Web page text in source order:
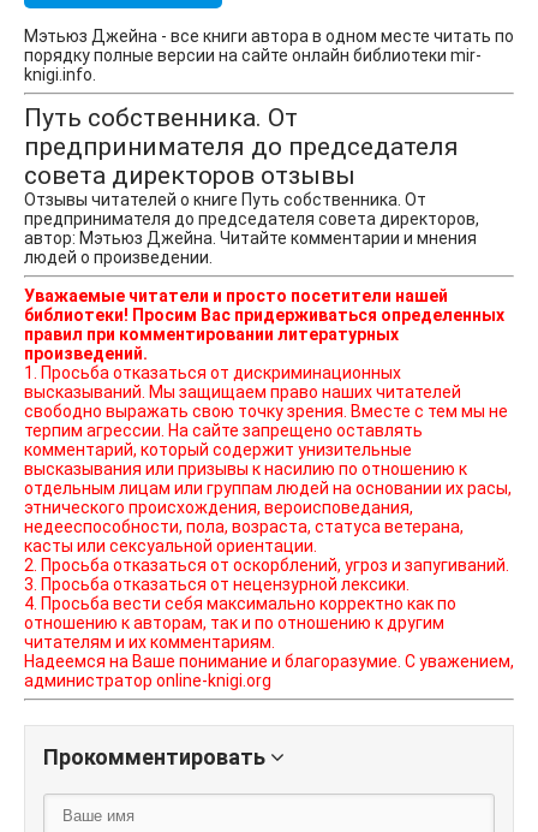
Мэтьюз Джейна - все книги автора в одном месте читать по
порядку полные версии на сайте онлайн библиотеки mir-
knigi.info.
Путь собственника. От
предпринимателя до председателя
совета директоров отзывы
Отзывы читателей о книге Путь собственника. От
предпринимателя до председателя совета директоров,
автор: Мэтьюз Джейна. Читайте комментарии и мнения
людей о произведении.
Уважаемые читатели и просто посетители нашей
библиотеки! Просим Вас придерживаться определенных
правил при комментировании литературных
произведений.
1. Просьба отказаться от дискриминационных
высказываний. Мы защищаем право наших читателей
свободно выражать свою точку зрения. Вместе с тем мы не
терпим агрессии. На сайте запрещено оставлять
комментарий, который содержит унизительные
высказывания или призывы к насилию по отношению к
отдельным лицам или группам людей на основании их расы,
этнического происхождения, вероисповедания,
недееспособности, пола, возраста, статуса ветерана,
касты или сексуальной ориентации.
2. Просьба отказаться от оскорблений, угроз и запугиваний.
3. Просьба отказаться от нецензурной лексики.
4. Просьба вести себя максимально корректно как по
отношению к авторам, так и по отношению к другим
читателям и их комментариям.
Надеемся на Ваше понимание и благоразумие. С уважением,
администратор online-knigi.org
Прокомментировать